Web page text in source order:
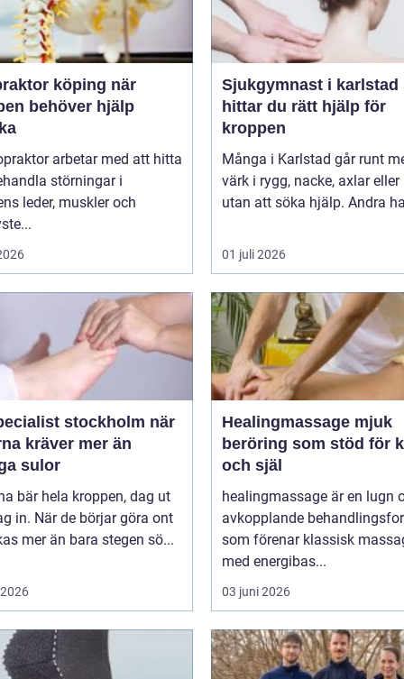
köping när
behöver hjälp
arbetar med att hitta
störningar i
leder, muskler och
Sjukgymnast i karlstad så
hittar du rätt hjälp för
kroppen
Många i Karlstad går runt
värk i rygg, nacke, axlar
utan att söka hjälp. Andra
01 juli 2026
stockholm när
kräver mer än
sulor
bär hela kroppen, dag ut
in. När de börjar göra ont
påverkas mer än bara stegen sö...
Healingmassage mjuk
beröring som stöd för
och själ
healingmassage är en lugn
avkopplande
som förenar klassisk
med energibas...
03 juni 2026